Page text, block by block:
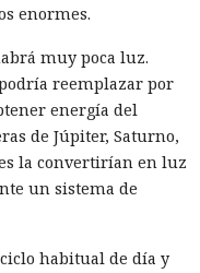
enormes.
muy poca luz.
reemplazar por
energía del
de Júpiter, Saturno,
la convertirían en luz
un sistema de
habitual de día y